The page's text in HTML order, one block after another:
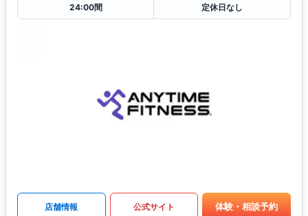
24:00間
定休日なし
店舗情報 公式サイト 体験・相談予約